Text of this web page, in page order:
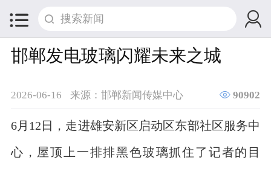
 
邯郸发电玻璃闪耀未来之城
2026-06-16 来源：邯郸新闻传媒中心  90902
6月12日，走进雄安新区启动区东部社区服务中
心，屋顶上一排排黑色玻璃抓住了记者的目